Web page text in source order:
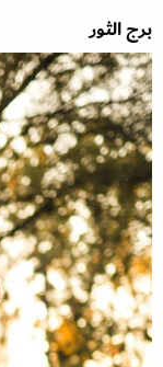
برج الثور